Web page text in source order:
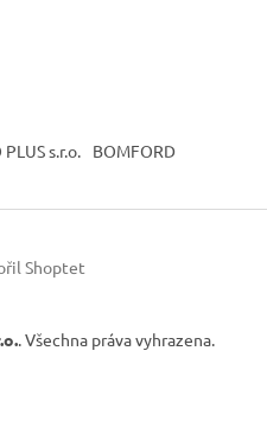
PLUS s.r.o. BOMFORD
Shoptet
. Všechna práva vyhrazena.